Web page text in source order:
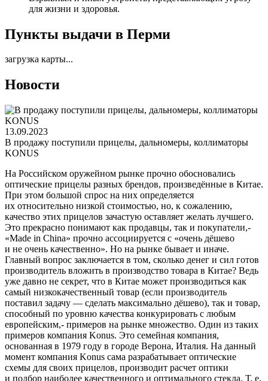
для жизни и здоровья.
Пункты выдачи в Перми
загрузка карты...
Новости
13.09.2023
В продажу поступили прицелы, дальномеры, коллиматоры
KONUS
На Российском оружейном рынке прочно обосновались
оптические прицелы разных брендов, произведённые в Китае.
При этом большой спрос на них определяется
их относительно низкой стоимостью, но, к сожалению,
качество этих прицелов зачастую оставляет желать лучшего.
Это прекрасно понимают как продавцы, так и покупатели,-
«Made in China» прочно ассоциируется с «очень дёшево
и не очень качественно». Но на рынке бывает и иначе.
Главный вопрос заключается в том, сколько денег и сил готов
производитель вложить в производство товара в Китае? Ведь
уже давно не секрет, что в Китае может производиться как
самый низкокачественный товар (если производитель
поставил задачу — сделать максимально дёшево), так и товар,
способный по уровню качества конкурировать с любым
европейским,- примеров на рынке множество. Один из таких
примеров компания Konus. Это семейная компания,
основанная в 1979 году в городе Верона, Италия. На данный
момент компания Konus сама разрабатывает оптические
схемы для своих прицелов, производит расчет оптики
и подбор наиболее качественного и оптимального стекла. Т. е.